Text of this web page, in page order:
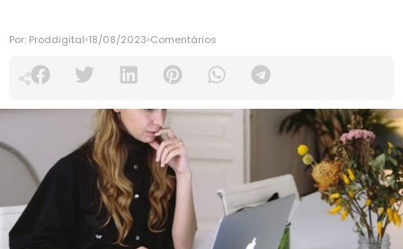
Por: Proddigital 18/08/2023 Comentários